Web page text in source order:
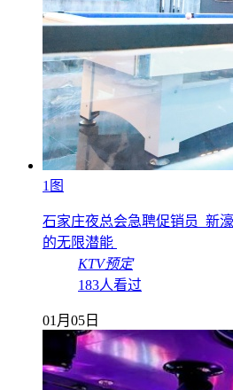
1图
石家庄夜总会急聘促销员_新
的无限潜能
KTV预定
183人看过
01月05日